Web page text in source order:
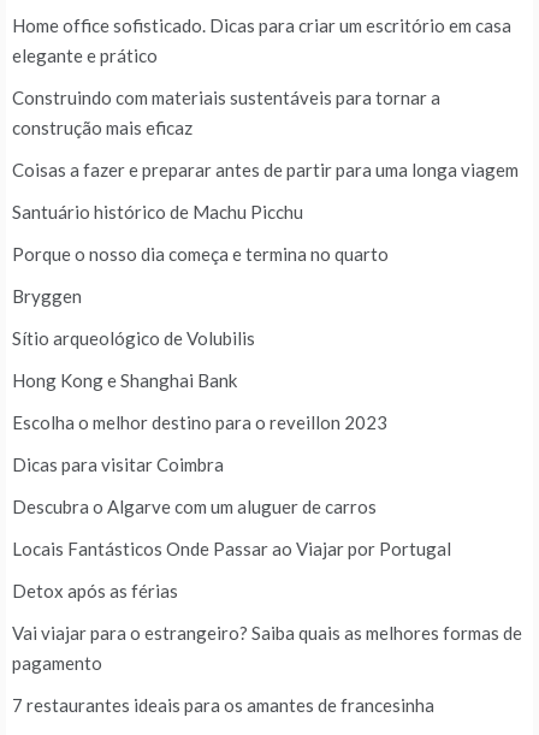
Home office sofisticado. Dicas para criar um escritório em casa
elegante e prático
Construindo com materiais sustentáveis para tornar a
construção mais eficaz
Coisas a fazer e preparar antes de partir para uma longa viagem
Santuário histórico de Machu Picchu
Porque o nosso dia começa e termina no quarto
Bryggen
Sítio arqueológico de Volubilis
Hong Kong e Shanghai Bank
Escolha o melhor destino para o reveillon 2023
Dicas para visitar Coimbra
Descubra o Algarve com um aluguer de carros
Locais Fantásticos Onde Passar ao Viajar por Portugal
Detox após as férias
Vai viajar para o estrangeiro? Saiba quais as melhores formas de
pagamento
7 restaurantes ideais para os amantes de francesinha